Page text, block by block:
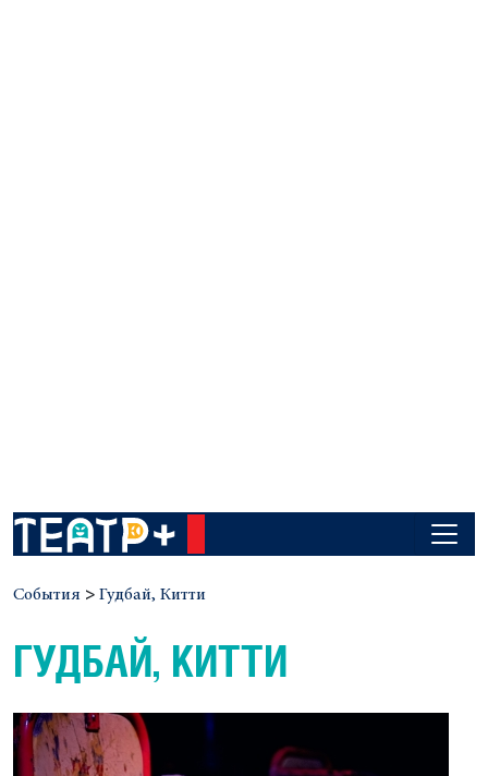
События > Гудбай, Китти
ГУДБАЙ, КИТТИ